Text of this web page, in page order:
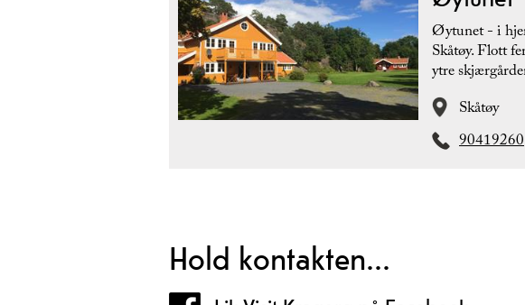
Øytunet - i
Skåtøy. Flott
ytre
Skåtøy
90419260
Hold kontakten...